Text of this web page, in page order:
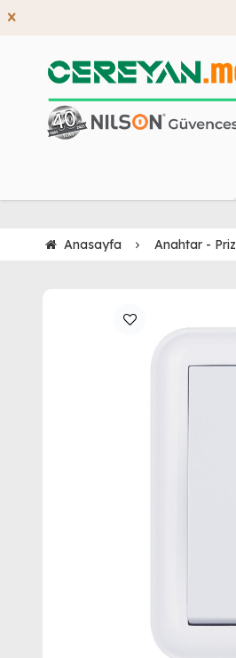
Anasayfa Anahtar - Priz